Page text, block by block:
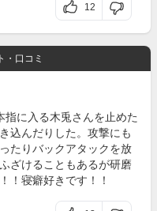
12
・口コミ
に入る木兎さんを止めた
込んだりした。攻撃にも
たりバックアタックを放
ざけることもあるが研磨
！寝癖好きです！！